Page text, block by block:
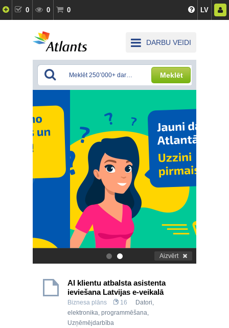
0 0 0 LV
DARBU VEIDI
Meklēt
. Aizvērt
AI klientu atbalsta asistenta
ieviešana Latvijas e-veikalā
Biznesa plāns 16
Datori,
elektronika, programmēšana,
Uzņēmējdarbība